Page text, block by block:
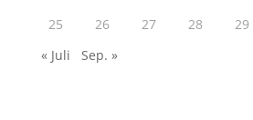
25 26 27 28 29
« Juli
Sep. »